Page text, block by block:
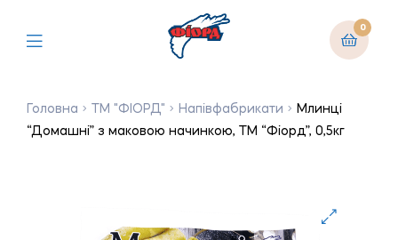
0
Головна ТМ "ФІОРД" Напівфабрикати
Млинці
“Домашні” з маковою начинкою, ТМ “Фіорд”, 0,5кг